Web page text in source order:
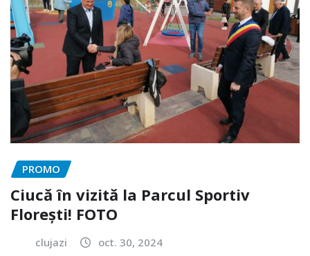
PROMO
Ciucă în vizită la Parcul Sportiv
Florești! FOTO
clujazi oct. 30, 2024